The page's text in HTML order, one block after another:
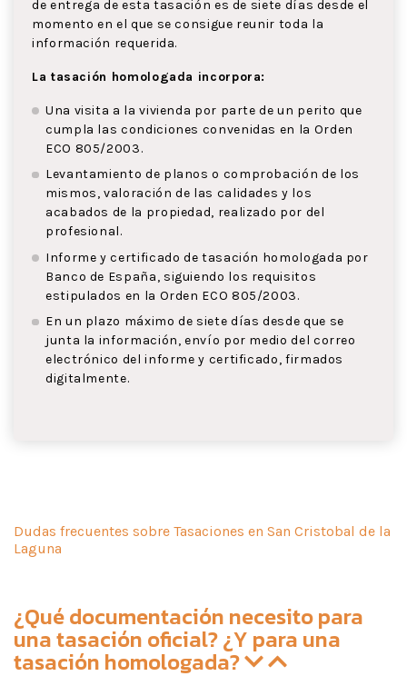
de entrega de esta tasación es de siete días desde el
momento en el que se consigue reunir toda la
información requerida.
La tasación homologada incorpora:
Una visita a la vivienda por parte de un perito que
cumpla las condiciones convenidas en la Orden
ECO 805/2003.
Levantamiento de planos o comprobación de los
mismos, valoración de las calidades y los
acabados de la propiedad, realizado por del
profesional.
Informe y certificado de tasación homologada por
Banco de España, siguiendo los requisitos
estipulados en la Orden ECO 805/2003.
En un plazo máximo de siete días desde que se
junta la información, envío por medio del correo
electrónico del informe y certificado, firmados
digitalmente.
Dudas frecuentes sobre Tasaciones en San Cristobal de la
Laguna
¿Qué documentación necesito para
una tasación oficial? ¿Y para una
tasación homologada?